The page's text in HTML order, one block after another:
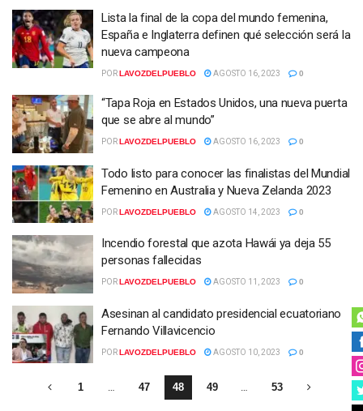
Lista la final de la copa del mundo femenina,
España e Inglaterra definen qué selección será la
nueva campeona
PORLAVOZDELPUEBLO AGOSTO 16, 2023 0
“Tapa Roja en Estados Unidos, una nueva puerta
que se abre al mundo”
PORLAVOZDELPUEBLO AGOSTO 16, 2023 0
Todo listo para conocer las finalistas del Mundial
Femenino en Australia y Nueva Zelanda 2023
PORLAVOZDELPUEBLO AGOSTO 14, 2023 0
Incendio forestal que azota Hawái ya deja 55
personas fallecidas
PORLAVOZDELPUEBLO AGOSTO 11, 2023 0
Asesinan al candidato presidencial ecuatoriano
Fernando Villavicencio
PORLAVOZDELPUEBLO AGOSTO 10, 2023 0
1 … 47 48 49 … 53